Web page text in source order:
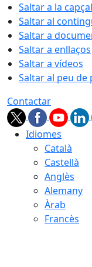
Saltar a la
Saltar al
Saltar a
Saltar a enllaços
Saltar a vídeos
Saltar al peu de
Contactar
Idiomes
Català
Castellà
Anglès
Alemany
Àrab
Francès